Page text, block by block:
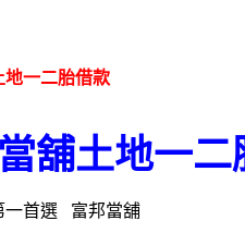
地一二胎借款
舖土地一二
一首選 富邦當舖